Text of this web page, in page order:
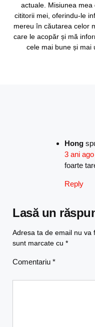
actuale. Misiunea
cititorii mei, oferindu-le
mereu în căutarea celor
care le acopăr și mă
cele mai bune și mai
Hong
3 ani
foarte
Reply
Lasă un
Adresa ta de email nu va
sunt marcate cu *
Comentariu *